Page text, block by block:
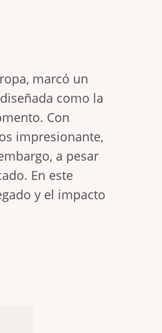
marcó un
como la
Con
impresionante,
a pesar
En este
y el impacto